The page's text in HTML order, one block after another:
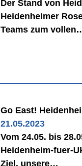
Der Stand von
Heidenheimer
Teams zum
Go East!
21.05.2023
Vom 24.05. bis
Heidenheim-fuer-
Ziel, unsere…